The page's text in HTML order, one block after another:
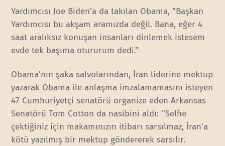
Yardımcısı Joe Biden’a da takılan Obama, ”Başkan
Yardımcısı bu akşam aramızda değil. Bana, eğer 4
saat aralıksız konuşan insanları dinlemek istesem
evde tek başıma otururum dedi.”
Obama’nın şaka salvolarından, İran liderine mektup
yazarak Obama ile anlaşma imzalamamasını isteyen
47 Cumhuriyetçi senatörü organize eden Arkansas
Senatörü Tom Cotton da nasibini aldı: ‘’Selfie
çektiğiniz için makamınızın itibarı sarsılmaz, İran’a
kötü yazılmış bir mektup göndererek sarsılır.